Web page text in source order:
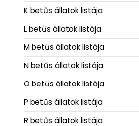
K betűs állatok listája
L betűs állatok listája
M betűs állatok listája
N betűs állatok listája
O betűs állatok listája
P betűs állatok listája
R betűs állatok listája